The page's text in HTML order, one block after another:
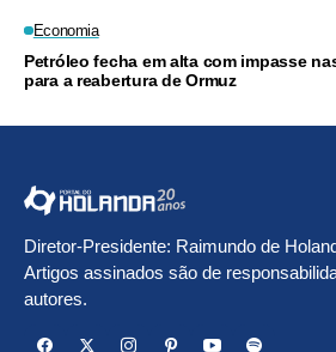
Economia
Petróleo fecha em alta com impasse
para a reabertura de Ormuz
Diretor-Presidente: Raimundo de
Artigos assinados são de
autores.